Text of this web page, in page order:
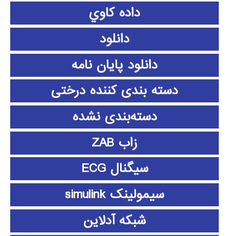
داده كاوي
دانلود
دانلود پايان نامه
دسته بندی کننده درختی
دسته‌بندی نشده
زاب ZAB
سیگنال ECG
سیمولینک simulink
شبکه آدلاین